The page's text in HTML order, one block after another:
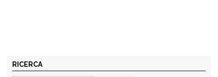
RICERCA